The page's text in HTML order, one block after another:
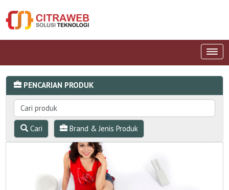
PENCARIAN PRODUK
Cari Brand & Jenis Produk